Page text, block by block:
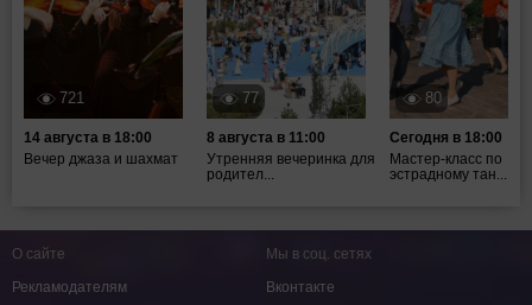
721
14 августа в 18:00
Вечер джаза и шахмат
77
8 августа в 11:00
Утренняя вечеринка для
родител...
80
Сегодня в 18:00
Мастер-класс по
эстрадному тан...
О сайте
Рекламодателям
Мы в соц. сетях
Вконтакте